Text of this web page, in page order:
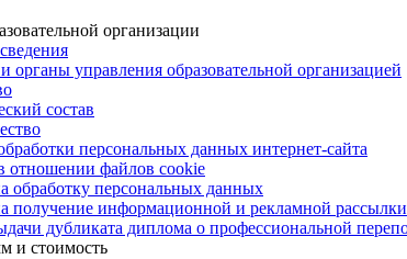
организации
органы управления образовательной организацией
состав
персональных данных интернет-сайта
отношении файлов cookie
обработку персональных данных
получение информационной и рекламной рассылки
дубликата диплома о профессиональной
и стоимость